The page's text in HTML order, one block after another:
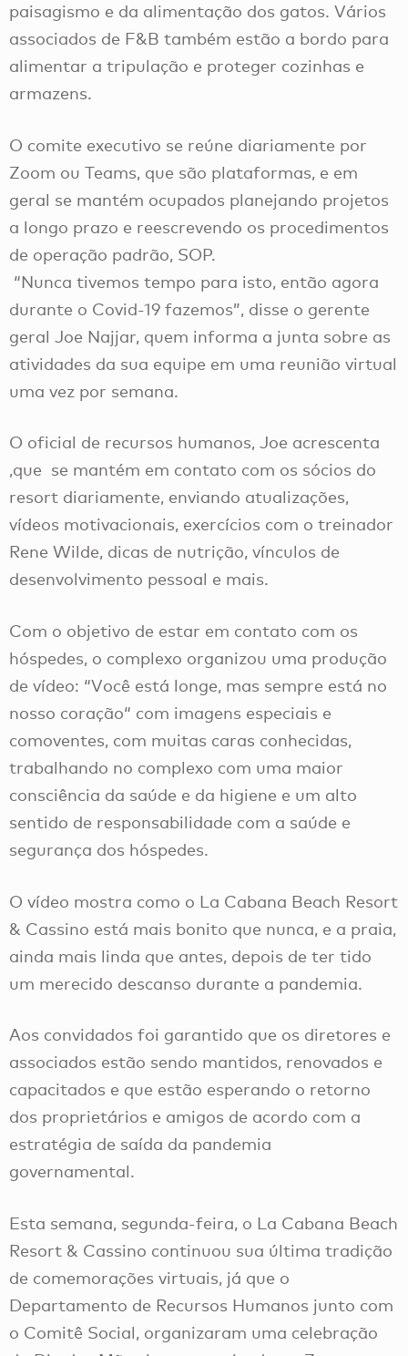
paisagismo e da alimentação dos gatos. Vários
associados de F&B também estão a bordo para
alimentar a tripulação e proteger cozinhas e
armazens.
O comite executivo se reúne diariamente por
Zoom ou Teams, que são plataformas, e em
geral se mantém ocupados planejando projetos
a longo prazo e reescrevendo os procedimentos
de operação padrão, SOP.
“Nunca tivemos tempo para isto, então agora
durante o Covid-19 fazemos”, disse o gerente
geral Joe Najjar, quem informa a junta sobre as
atividades da sua equipe em uma reunião virtual
uma vez por semana.
O oficial de recursos humanos, Joe acrescenta
,que se mantém em contato com os sócios do
resort diariamente, enviando atualizações,
vídeos motivacionais, exercícios com o treinador
Rene Wilde, dicas de nutrição, vínculos de
desenvolvimento pessoal e mais.
Com o objetivo de estar em contato com os
hóspedes, o complexo organizou uma produção
de vídeo: “Você está longe, mas sempre está no
nosso coração“ com imagens especiais e
comoventes, com muitas caras conhecidas,
trabalhando no complexo com uma maior
consciência da saúde e da higiene e um alto
sentido de responsabilidade com a saúde e
segurança dos hóspedes.
O vídeo mostra como o La Cabana Beach Resort
& Cassino está mais bonito que nunca, e a praia,
ainda mais linda que antes, depois de ter tido
um merecido descanso durante a pandemia.
Aos convidados foi garantido que os diretores e
associados estão sendo mantidos, renovados e
capacitados e que estão esperando o retorno
dos proprietários e amigos de acordo com a
estratégia de saída da pandemia
governamental.
Esta semana, segunda-feira, o La Cabana Beach
Resort & Cassino continuou sua última tradição
de comemorações virtuais, já que o
Departamento de Recursos Humanos junto com
o Comitê Social, organizaram uma celebração